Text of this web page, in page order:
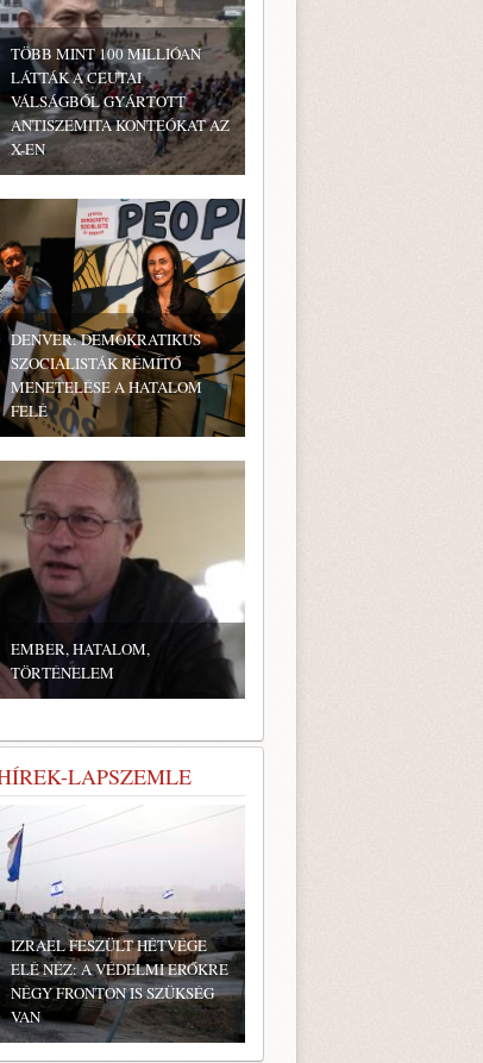
TÖBB MINT 100 MILLIÓAN
LÁTTÁK A CEUTAI
VÁLSÁGBÓL GYÁRTOTT
ANTISZEMITA KONTEÓKAT AZ
X-EN
DENVER: DEMOKRATIKUS
SZOCIALISTÁK RÉMÍTŐ
MENETELÉSE A HATALOM
FELÉ
EMBER, HATALOM,
TÖRTÉNELEM
LAPSZEMLE
IZRAEL FESZÜLT HÉTVÉGE
ELÉ NÉZ: A VÉDELMI ERŐKRE
NÉGY FRONTON IS SZÜKSÉG
VAN